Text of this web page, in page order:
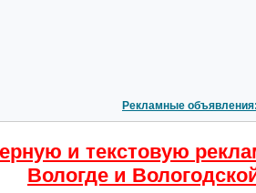
Рекламные
и текстовую
Вологде и